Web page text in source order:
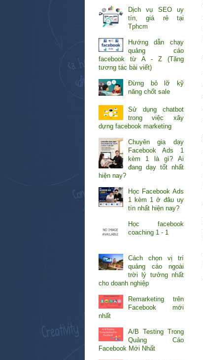
Dịch vụ SEO uy
tín, giá rẻ tại
Tphcm
Hướng dẫn chạy
quảng cáo
facebook từ A - Z (Tăng
tương tác bài viết)
Đừng bỏ lỡ kỹ
năng chốt sale
Sử dụng chatbot
trong việc xây
dựng facebook marketing
Chuyên gia dạy
Facebook Ads 1
kèm 1 là gì? Ai
đang dạy tốt nhất
hiện nay?
Học Facebook Ads
1 kèm 1 ở đâu uy
tín nhất hiện nay?
Học facebook
coaching 1 - 1
Cách chọn vị trí
quảng cáo ngoài
trời lý tưởng nhất
cho doanh nghiệp
Remarketing trên
Facebook mới
nhất
A/B Testing Trong
Quảng Cáo
Facebook Mới Nhất